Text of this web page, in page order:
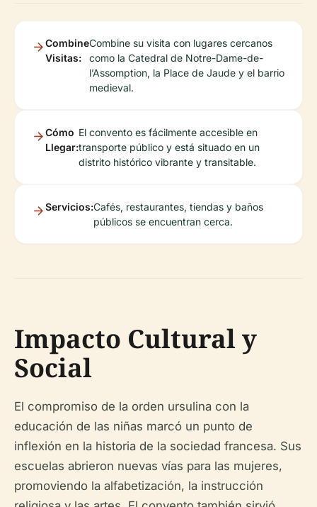
Combine
Visitas:
Combine su visita con lugares cercanos
como la Catedral de Notre-Dame-de-
l’Assomption, la Place de Jaude y el barrio
medieval.
Cómo
Llegar:
El convento es fácilmente accesible en
transporte público y está situado en un
distrito histórico vibrante y transitable.
Servicios:Cafés, restaurantes, tiendas y baños
públicos se encuentran cerca.
Impacto Cultural y
Social
El compromiso de la orden ursulina con la
educación de las niñas marcó un punto de
inflexión en la historia de la sociedad francesa. Sus
escuelas abrieron nuevas vías para las mujeres,
promoviendo la alfabetización, la instrucción